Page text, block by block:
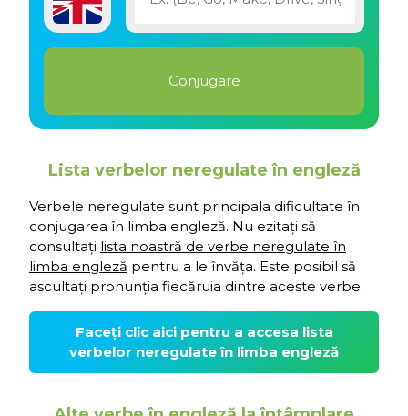
Lista verbelor neregulate în engleză
Verbele neregulate sunt principala dificultate în
conjugarea în limba engleză. Nu ezitați să
consultați lista noastră de verbe neregulate în
limba engleză pentru a le învăța. Este posibil să
ascultați pronunția fiecăruia dintre aceste verbe.
Faceți clic aici pentru a accesa lista
verbelor neregulate în limba engleză